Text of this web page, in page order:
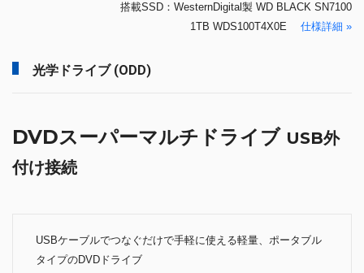
搭載SSD：WesternDigital製 WD BLACK SN7100
1TB WDS100T4X0E 仕様詳細 »
光学ドライブ (ODD)
DVDスーパーマルチドライブ USB外
付け接続
USBケーブルでつなぐだけで手軽に使える軽量、ポータブル
タイプのDVDドライブ